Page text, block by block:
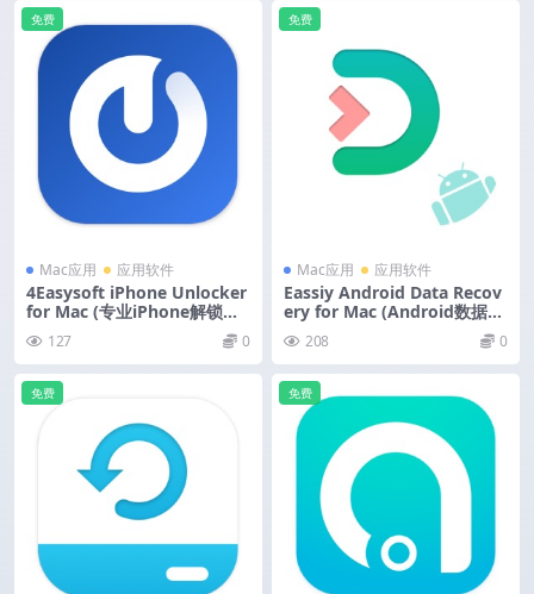
Mac应用 应用软件
4Easysoft iPhone Unlocker
for Mac (专业iPhone解锁软
件) v1.0.26 激活版
免费
127 0
Mac应用 应用软件
Eassiy Android Data Recov
ery for Mac (Android数据恢
复大师) v5.1.22 激活版
免费
208 0
免费 免费